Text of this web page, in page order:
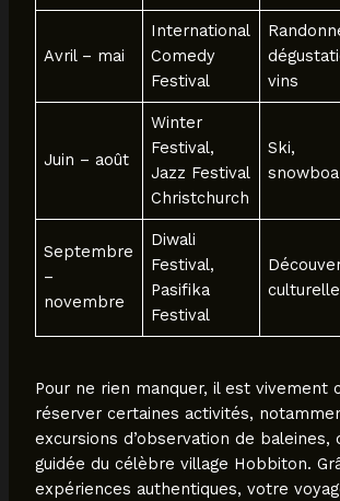
Avril – mai
International
Comedy
Festival
vins
Juin – août
Winter
Festival,
Jazz Festival
Christchurch
Ski,
Septembre
–
novembre
Diwali
Festival,
Pasifika
Festival
Pour ne rien manquer, il est vivement
réserver certaines activités,
excursions d’observation de baleines,
guidée du célèbre village Hobbiton.
expériences authentiques, votre